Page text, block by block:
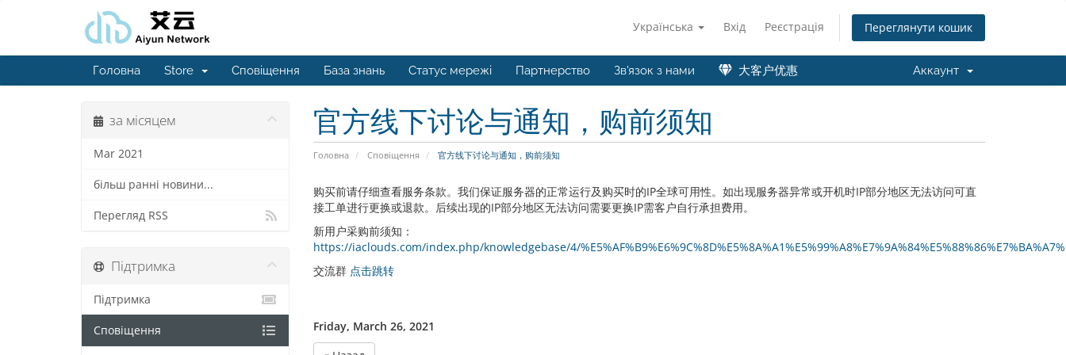
Українська Вхід Реєстрація Переглянути кошик
Головна Store Сповіщення База знань Статус мережі Партнерство Зв'язок з нами 大客户优惠 Аккаунт
官方线下讨论与通知，购前须知
Головна Сповіщення 官方线下讨论与通知，购前须知
за місяцем
Mar 2021
більш ранні новини...
Перегляд RSS
购买前请仔细查看服务条款。我们保证服务器的正常运行及购买时的IP全球可用性。如出现服务器异常或开机时IP部分地区无法访问可直
接工单进行更换或退款。后续出现的IP部分地区无法访问需要更换IP需客户自行承担费用。
新用户采购前须知：
https://iaclouds.com/index.php/knowledgebase/4/
交流群 点击跳转
Friday, March 26, 2021
Підтримка
Підтримка
Сповіщення